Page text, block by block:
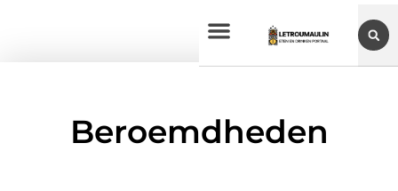
Beroemdheden